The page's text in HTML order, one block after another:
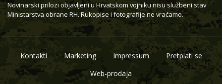
Novinarski prilozi objavljeni u Hrvatskom vojniku nisu službeni stav
Ministarstva obrane RH. Rukopise i fotografije ne vraćamo.
Kontakti Marketing Impressum
Pretplati se
Web-prodaja